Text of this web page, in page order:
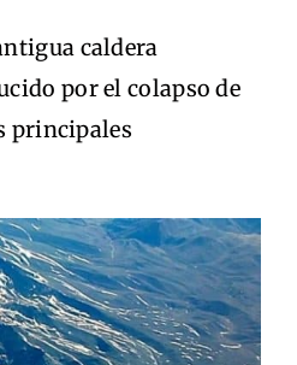
caldera
por el colapso de
principales